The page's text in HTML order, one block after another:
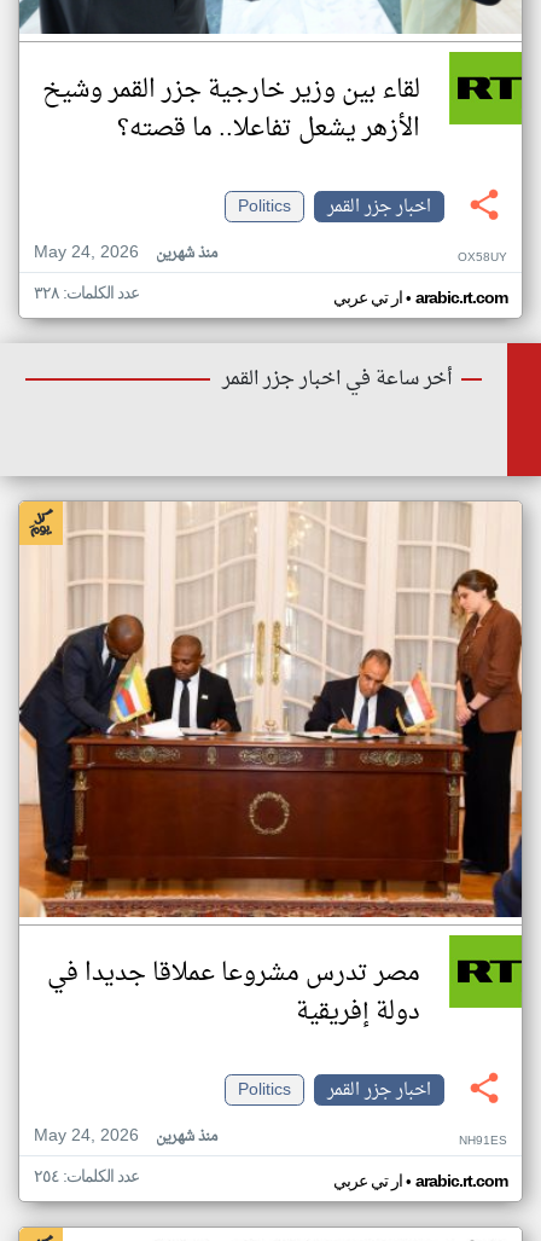
لقاء بين وزير خارجية جزر القمر وشيخ
الأزهر يشعل تفاعلا.. ما قصته؟
اخبار جزر القمر
Politics
May 24, 2026
منذ شهرين OX58UY
ار تي عربي• arabic.rt.com عدد الكلمات: ٣٢٨
أخر ساعة في اخبار جزر القمر
مصر تدرس مشروعا عملاقا جديدا في
دولة إفريقية
اخبار جزر القمر
Politics
May 24, 2026
منذ شهرين NH91ES
ار تي عربي• arabic.rt.com عدد الكلمات: ٢٥٤